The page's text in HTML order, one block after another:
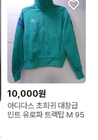
10,000원
아디다스 초희귀 대장급
민트 유로파 트랙탑 M 95